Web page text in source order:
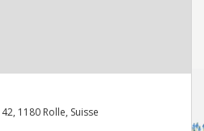
1180 Rolle, Suisse